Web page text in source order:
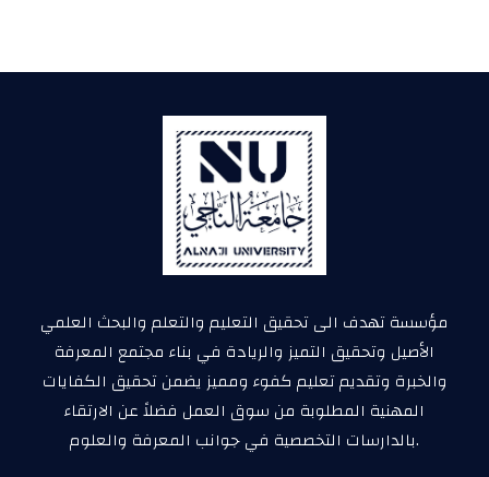
مؤسسة تهدف الى تحقيق التعليم والتعلم والبحث العلمي
الأصيل وتحقيق التميز والريادة في بناء مجتمع المعرفة
والخبرة وتقديم تعليم كفوء ومميز يضمن تحقيق الكفايات
المهنية المطلوبة من سوق العمل فضلاً عن الارتقاء
بالدارسات التخصصية في جوانب المعرفة والعلوم.